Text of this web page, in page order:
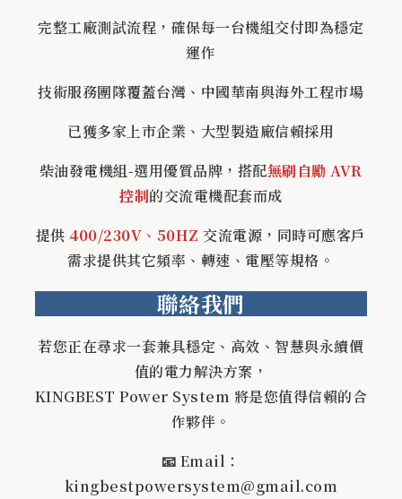
完整工廠測試流程，確保每一台機組交付即為穩定
運作
技術服務團隊覆蓋台灣、中國華南與海外工程市場
已獲多家上市企業、大型製造廠信賴採用
柴油發電機組-選用優質品牌，搭配無刷自勵 AVR
控制的交流電機配套而成
提供 400/230V 、 50HZ 交流電源，同時可應客戶
需求提供其它頻率、轉速、電壓等規格。
聯絡我們
若您正在尋求一套兼具穩定、高效、智慧與永續價
值的電力解決方案，
KINGBEST Power System 將是您值得信賴的合
作夥伴。
📧 Email：
kingbestpowersystem@gmail.com